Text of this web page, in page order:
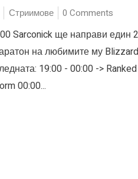
Стриимове 0 Comments
Sarconick ще направи един
на любимите му
19:00 - 00:00 -> Ranked
00:00...